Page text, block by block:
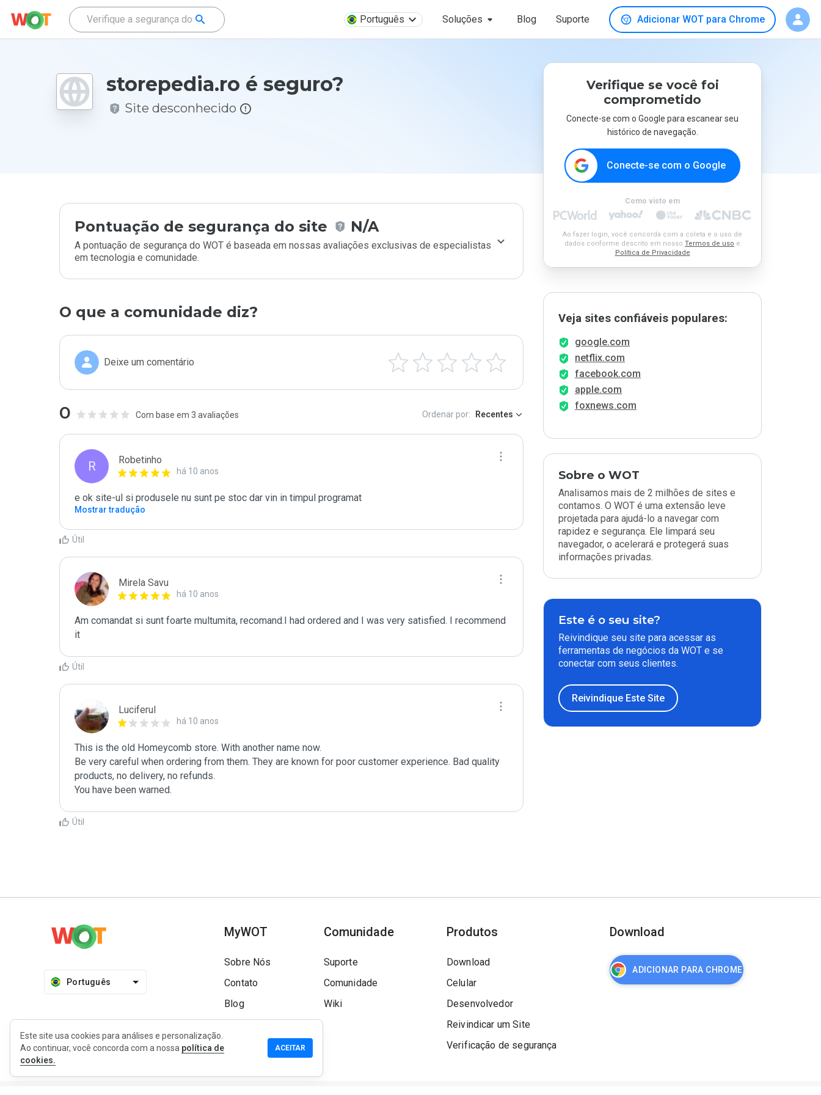
Português Soluções Blog Suporte Adicionar WOT para Chrome
storepedia.ro é seguro?
Site desconhecido
Pontuação de segurança do site N/A
A pontuação de segurança do WOT é baseada em nossas avaliações exclusivas de especialistas
em tecnologia e comunidade.
O que a comunidade diz?
Deixe um comentário
0 Com base em 3 avaliações Ordenar por: Recentes
R Robetinho
há 10 anos
e ok site-ul si produsele nu sunt pe stoc dar vin in timpul programat
Mostrar tradução
Útil
Mirela Savu
há 10 anos
Am comandat si sunt foarte multumita, recomand.I had ordered and I was very satisfied. I recommend
it
Útil
Luciferul
há 10 anos
This is the old Homeycomb store. With another name now.
Be very careful when ordering from them. They are known for poor customer experience. Bad quality
products, no delivery, no refunds.
You have been warned.
Útil
Verifique se você foi
comprometido
Conecte-se com o Google para escanear seu
histórico de navegação.
Conecte-se com o Google
Como visto em
Ao fazer login, você concorda com a coleta e o uso de
dados conforme descrito em nosso Termos de uso e
Política de Privacidade
Veja sites confiáveis populares:
google.com
netflix.com
facebook.com
apple.com
foxnews.com
Sobre o WOT
Analisamos mais de 2 milhões de sites e
contamos. O WOT é uma extensão leve
projetada para ajudá-lo a navegar com
rapidez e segurança. Ele limpará seu
navegador, o acelerará e protegerá suas
informações privadas.
Este é o seu site?
Reivindique seu site para acessar as
ferramentas de negócios da WOT e se
conectar com seus clientes.
Reivindique Este Site
Português
MyWOT
Sobre Nós
Contato
Blog
Comunidade
Suporte
Comunidade
Wiki
Produtos
Download
Celular
Desenvolvedor
Reivindicar um Site
Verificação de segurança
Download
ADICIONAR PARA CHROME
Este site usa cookies para análises e personalização.
Ao continuar, você concorda com a nossa política de
cookies.
ACEITAR